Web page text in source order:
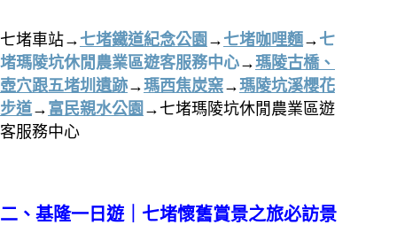
七堵車站→ 七堵鐵道紀念公園 → 七堵咖哩麵→ 七
堵瑪陵坑休閒農業區遊客服務中心→瑪陵古橋、
壺穴跟五堵圳遺跡→瑪西焦炭窯→瑪陵坑溪櫻花
步道→ 富民親水公園 →七堵瑪陵坑休閒農業區遊
客服務中心
二、基隆一日遊｜七堵懷舊賞景之旅必訪景